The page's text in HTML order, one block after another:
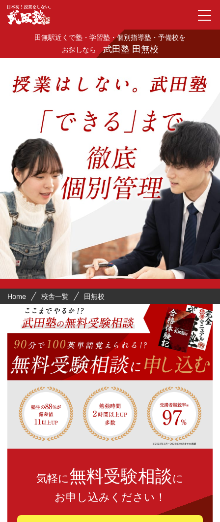
田無駅近くで塾・学習塾・個別指導塾・予備校を
お探しなら武田塾 田無校
Home 校舎一覧 田無校
気軽に 無料受験相談に
お申し込みください！